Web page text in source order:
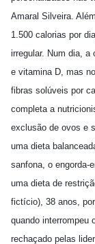
Amaral Silveira.
1.500 calorias por
irregular. Num dia, a
e vitamina D, mas
fibras solúveis por
completa a
exclusão de ovos e
uma dieta
sanfona, o engorda-
uma dieta de
fictício), 38 anos,
quando interrompeu
rechaçado pelas